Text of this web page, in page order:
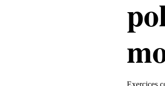
Exercices